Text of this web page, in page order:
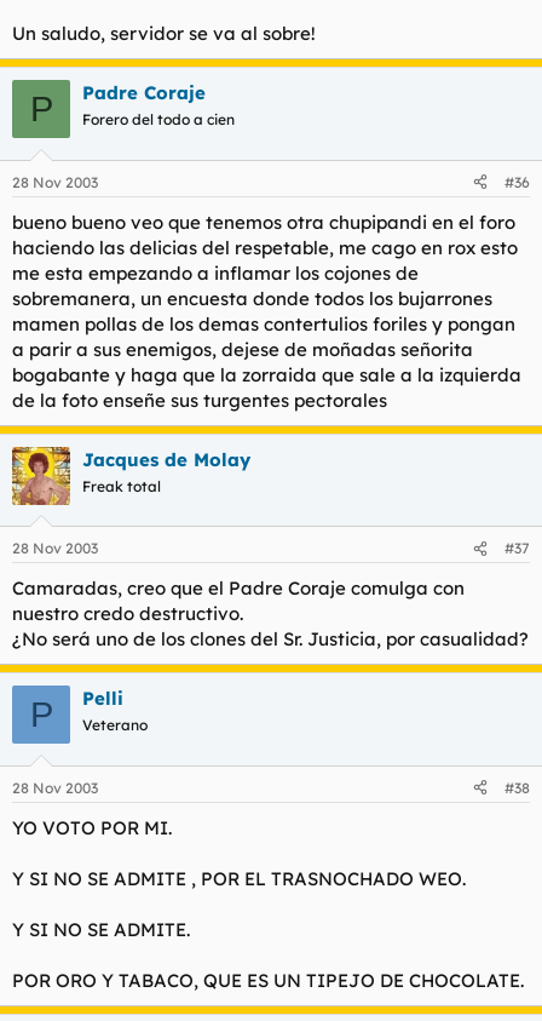
Un saludo, servidor se va al sobre!
P Padre Coraje
Forero del todo a cien
28 Nov 2003 #36
bueno bueno veo que tenemos otra chupipandi en el foro
haciendo las delicias del respetable, me cago en rox esto
me esta empezando a inflamar los cojones de
sobremanera, un encuesta donde todos los bujarrones
mamen pollas de los demas contertulios foriles y pongan
a parir a sus enemigos, dejese de moñadas señorita
bogabante y haga que la zorraida que sale a la izquierda
de la foto enseñe sus turgentes pectorales
Jacques de Molay
Freak total
28 Nov 2003 #37
Camaradas, creo que el Padre Coraje comulga con
nuestro credo destructivo.
¿No será uno de los clones del Sr. Justicia, por casualidad?
P Pelli
Veterano
28 Nov 2003 #38
YO VOTO POR MI.
Y SI NO SE ADMITE , POR EL TRASNOCHADO WEO.
Y SI NO SE ADMITE.
POR ORO Y TABACO, QUE ES UN TIPEJO DE CHOCOLATE.